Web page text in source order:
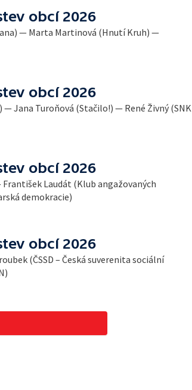
obcí 2026
— Marta Martinová (Hnutí Kruh) —
obcí 2026
— Jana Turoňová (Stačilo!) — René Živný (SNK
obcí 2026
František Laudát (Klub angažovaných
demokracie)
obcí 2026
(ČSSD – Česká suverenita sociální